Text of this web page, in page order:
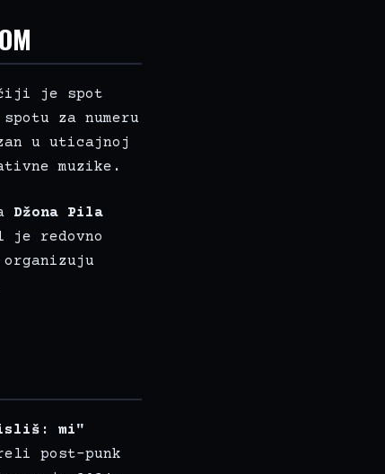
čiji je spot
za numeru
u uticajnoj
muzike.
Džona Pila
je redovno
mi"
post-punk